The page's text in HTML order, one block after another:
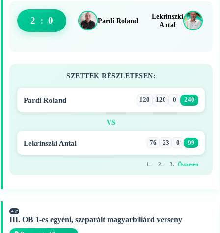
Pardi Roland
2 : 0
Lekrinszki
Antal
SZETTEK RÉSZLETESEN:
Pardi Roland 120 120 0 240
VS
Lekrinszki Antal 76 23 0 99
1. 2. 3. Összesen
III. OB 1-es egyéni, szeparált magyarbiliárd verseny